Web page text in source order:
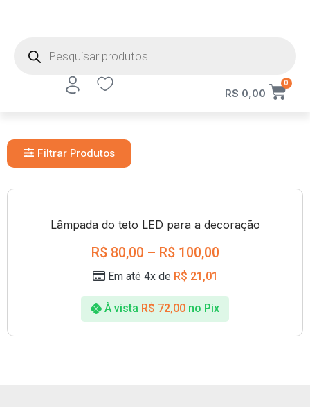
R$ 0,00
0
Filtrar Produtos
Lâmpada do teto LED para a decoração
R$80,00 – R$100,00
Em até 4x de R$ 21,01
À vista R$ 72,00 no Pix